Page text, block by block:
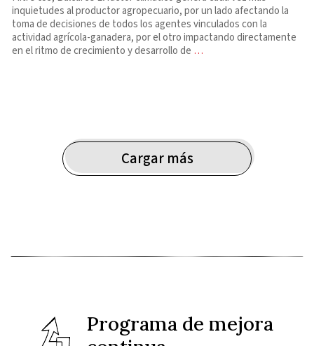
inquietudes al productor agropecuario, por un lado afectando la
toma de decisiones de todos los agentes vinculados con la
actividad agrícola-ganadera, por el otro impactando directamente
en el ritmo de crecimiento y desarrollo de …
Cargar más
Programa de mejora